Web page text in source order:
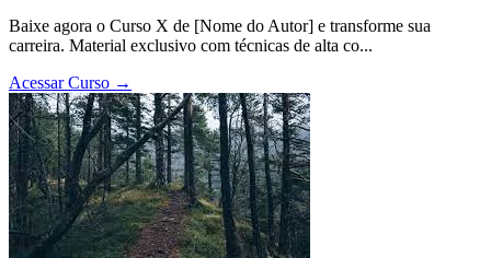
Baixe agora o Curso X de [Nome do Autor] e transforme sua
carreira. Material exclusivo com técnicas de alta co...
Acessar Curso →